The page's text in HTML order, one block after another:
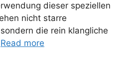
dieser speziellen
nicht starre
die rein klangliche
Read more